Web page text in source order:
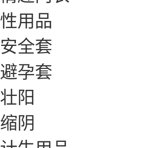
性用品
安全套
避孕套
壮阳
缩阴